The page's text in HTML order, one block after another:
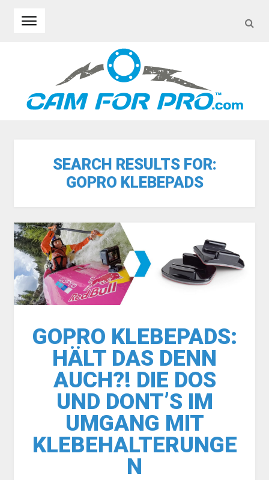
SEARCH RESULTS FOR:
GOPRO KLEBEPADS
GOPRO KLEBEPADS:
HÄLT DAS DENN
AUCH?! DIE DOS
UND DONT’S IM
UMGANG MIT
KLEBEHALTERUNGE
N